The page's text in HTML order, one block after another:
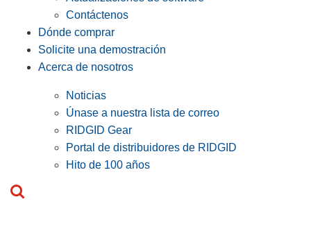
Contáctenos
Dónde comprar
Solicite una demostración
Acerca de nosotros
Noticias
Únase a nuestra lista de correo
RIDGID Gear
Portal de distribuidores de RIDGID
Hito de 100 años